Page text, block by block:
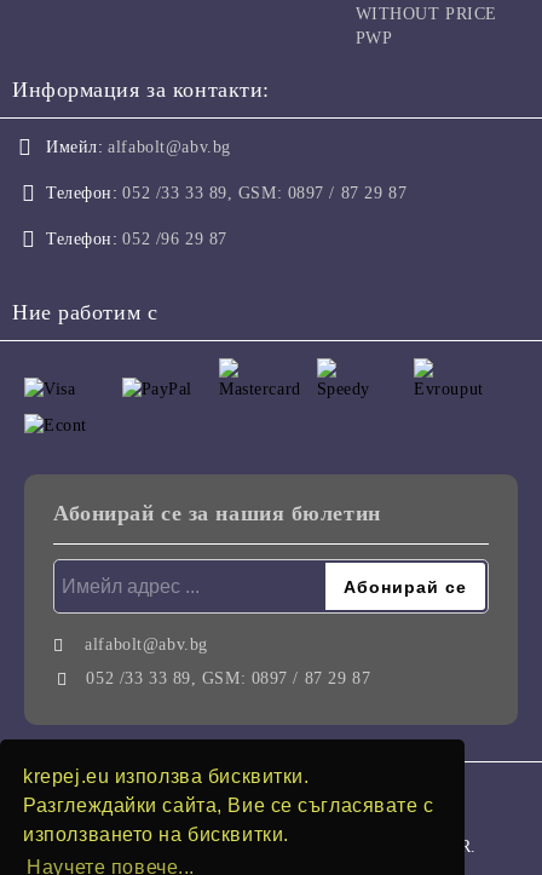
krepej.eu използва бисквитки.
Разглеждайки сайта, Вие се съгласявате с
използването на бисквитки.
Научете повече...
WITHOUT PRICE
PWP
Информация за контакти:
Имейл: alfabolt@abv.bg
Телефон: 052 /33 33 89, GSM: 0897 / 87 29 87
Телефон: 052 /96 29 87
Ние работим с
Абонирай се за нашия бюлетин
alfabolt@abv.bg
052 /33 33 89, GSM: 0897 / 87 29 87
Нашият онлайн магазин е 100% съобразен с GDPR.